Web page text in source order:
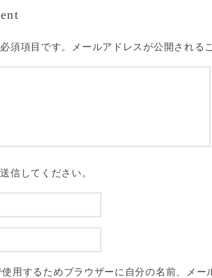
須項目です。メールアドレスが公開される
信してください。
用するためブラウザーに自分の名前、メー